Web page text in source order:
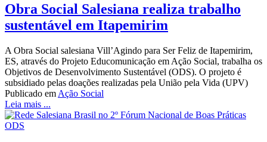
Obra Social Salesiana realiza trabalho
sustentável em Itapemirim
A Obra Social salesiana Vill’Agindo para Ser Feliz de Itapemirim,
ES, através do Projeto Educomunicação em Ação Social, trabalha os
Objetivos de Desenvolvimento Sustentável (ODS). O projeto é
subsidiado pelas doações realizadas pela União pela Vida (UPV)
Publicado em Ação Social
Leia mais ...